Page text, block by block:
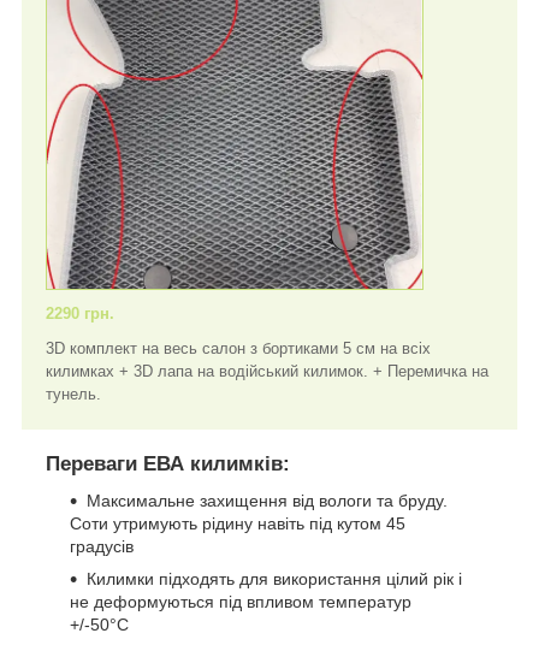
2290 грн.
3D комплект на весь салон з бортиками 5 см на всіх
килимках + 3D лапа на водійський килимок. + Перемичка на
тунель.
Переваги ЕВА килимків:
Максимальне захищення від вологи та бруду.
Соти утримують рідину навіть під кутом 45
градусів
Килимки підходять для використання цілий рік і
не деформуються під впливом температур
+/-50°C